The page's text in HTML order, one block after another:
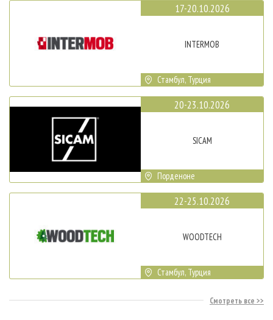
17-20.10.2026
INTERMOB
Стамбул, Турция
20-23.10.2026
SICAM
Порденоне
22-25.10.2026
WOODTECH
Стамбул, Турция
Смотреть все